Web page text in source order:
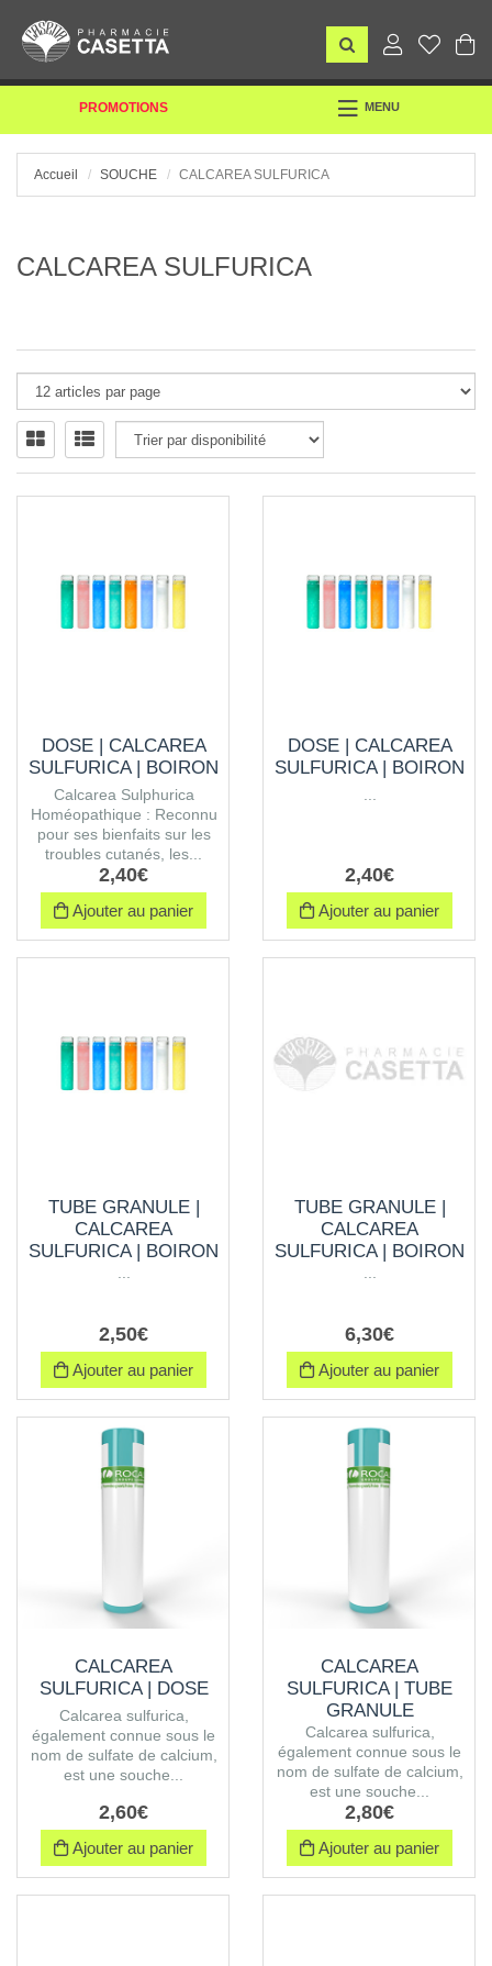
PROMOTIONS
TOGGLE
MENU
Accueil SOUCHE CALCAREA SULFURICA
CALCAREA SULFURICA
DOSE | CALCAREA
SULFURICA | BOIRON
Calcarea Sulphurica
Homéopathique : Reconnu
pour ses bienfaits sur les
troubles cutanés, les...
2,40€
Ajouter au panier
DOSE | CALCAREA
SULFURICA | BOIRON
2,40€
Ajouter au panier
TUBE GRANULE |
CALCAREA
SULFURICA | BOIRON
2,50€
Ajouter au panier
TUBE GRANULE |
CALCAREA
SULFURICA | BOIRON
6,30€
Ajouter au panier
CALCAREA
SULFURICA | DOSE
Calcarea sulfurica,
également connue sous le
nom de sulfate de calcium,
est une souche...
2,60€
Ajouter au panier
CALCAREA
SULFURICA | TUBE
GRANULE
Calcarea sulfurica,
également connue sous le
nom de sulfate de calcium,
est une souche...
2,80€
Ajouter au panier